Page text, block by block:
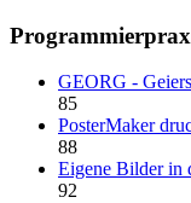
GEORG -
85
PosterMaker
88
Eigene Bilder in
92